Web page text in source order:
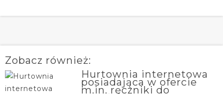
Zobacz również:
Hurtownia internetowa
posiadająca w ofercie
m.in. ręczniki do